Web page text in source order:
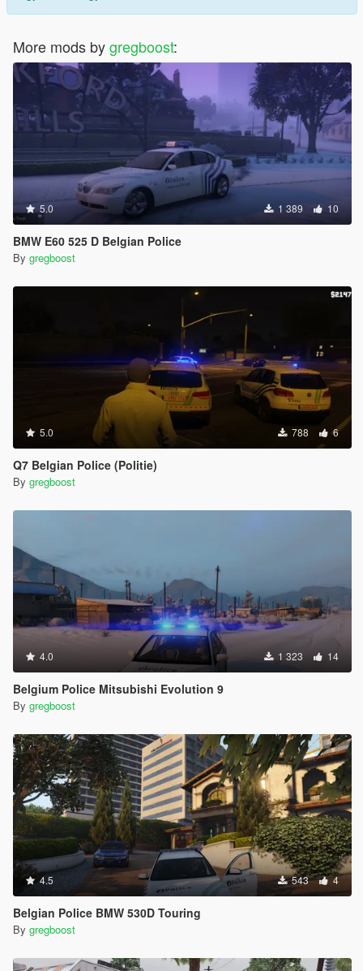
More mods bygregboost:
5.0 1 389 10
BMW E60 525 D Belgian Police
By gregboost
5.0 788 6
Q7 Belgian Police (Politie)
By gregboost
4.0 1 323 14
Belgium Police Mitsubishi Evolution 9
By gregboost
4.5 543 4
Belgian Police BMW 530D Touring
By gregboost